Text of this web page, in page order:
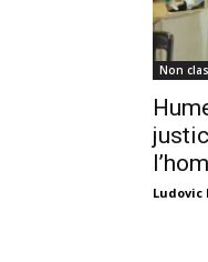
Non
Ludovic